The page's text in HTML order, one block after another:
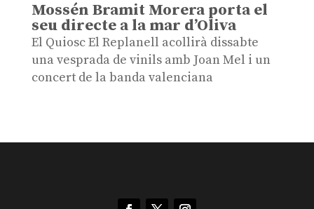
Mossén Bramit Morera porta el
seu directe a la mar d’Oliva
El Quiosc El Replanell acollirà dissabte
una vesprada de vinils amb Joan Mel i un
concert de la banda valenciana